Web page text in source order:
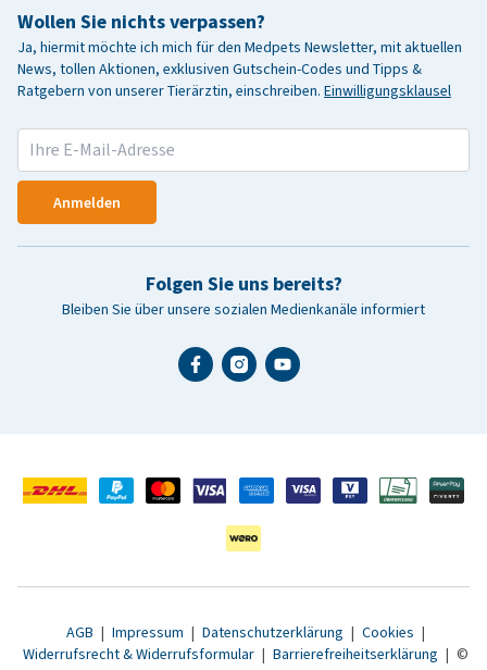
Wollen Sie nichts verpassen?
Ja, hiermit möchte ich mich für den Medpets Newsletter, mit aktuellen
News, tollen Aktionen, exklusiven Gutschein-Codes und Tipps &
Ratgebern von unserer Tierärztin, einschreiben. Einwilligungsklausel
Anmelden
Folgen Sie uns bereits?
Bleiben Sie über unsere sozialen Medienkanäle informiert
AGB | Impressum | Datenschutzerklärung | Cookies |
Widerrufsrecht & Widerrufsformular | Barrierefreiheitserklärung | ©